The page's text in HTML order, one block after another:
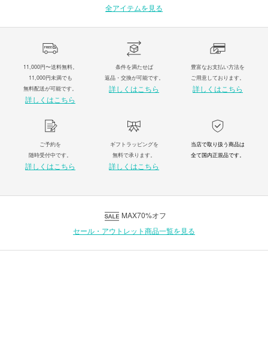
全アイテムを見る
11,000円〜送料無料。
11,000円未満でも
無料配送が可能です。
詳しくはこちら
条件を満たせば
返品・交換が可能です。
詳しくはこちら
豊富なお支払い方法を
ご用意しております。
詳しくはこちら
ご予約を
随時受付中です。
詳しくはこちら
ギフトラッピングを
無料で承ります。
詳しくはこちら
当店で取り扱う商品は
全て国内正規品です。
MAX70%オフ
セール・アウトレット商品一覧を見る